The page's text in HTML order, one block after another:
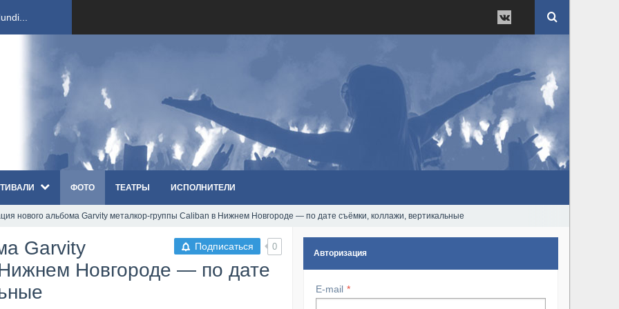
ко...
«Th...
«...
ФОТО ТЕАТРЫ ИСПОЛНИТЕЛИ
нового альбома Garvity металкор-группы Caliban в Нижнем Новгороде — по дате съёмки, коллажи, вертикальные
Подписаться 0
Garvity
Новгороде — по дате
Авторизация
E-mail